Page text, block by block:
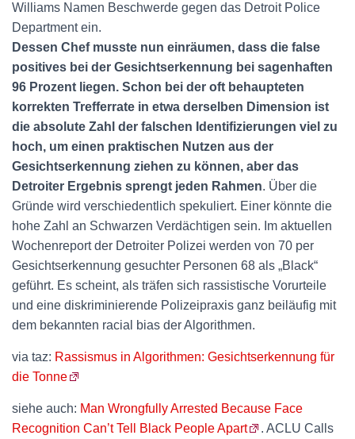
Williams Namen Beschwerde gegen das Detroit Police
Department ein.
Dessen Chef musste nun einräumen, dass die false
positives bei der Gesichtserkennung bei sagenhaften
96 Prozent liegen. Schon bei der oft behaupteten
korrekten Trefferrate in etwa derselben Dimension ist
die absolute Zahl der falschen Identifizierungen viel zu
hoch, um einen praktischen Nutzen aus der
Gesichtserkennung ziehen zu können, aber das
Detroiter Ergebnis sprengt jeden Rahmen. Über die
Gründe wird verschiedentlich spekuliert. Einer könnte die
hohe Zahl an Schwarzen Verdächtigen sein. Im aktuellen
Wochenreport der Detroiter Polizei werden von 70 per
Gesichtserkennung gesuchter Personen 68 als „Black“
geführt. Es scheint, als träfen sich rassistische Vorurteile
und eine diskriminierende Polizeipraxis ganz beiläufig mit
dem bekannten racial bias der Algorithmen.
via taz: Rassismus in Algorithmen: Gesichtserkennung für
die Tonne
siehe auch: Man Wrongfully Arrested Because Face
Recognition Can’t Tell Black People Apart
. ACLU Calls